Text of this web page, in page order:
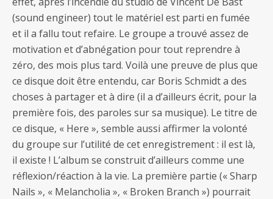
(sound engineer) tout le matériel est parti en fumée
et il a fallu tout refaire. Le groupe a trouvé assez de
motivation et d’abnégation pour tout reprendre à
zéro, des mois plus tard. Voilà une preuve de plus que
ce disque doit être entendu, car Boris Schmidt a des
choses à partager et à dire (il a d’ailleurs écrit, pour la
première fois, des paroles sur sa musique). Le titre de
ce disque, « Here », semble aussi affirmer la volonté
du groupe sur l’utilité de cet enregistrement : il est là,
il existe ! L’album se construit d’ailleurs comme une
réflexion/réaction à la vie. La première partie (« Sharp
Nails », « Melancholia », « Broken Branch ») pourrait